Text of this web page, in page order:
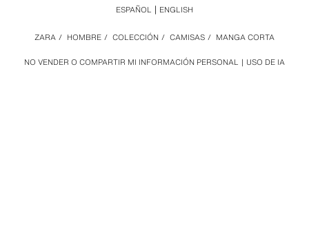
NO VENDER O COMPARTIR MI INFORMACIÓN PERSONAL USO DE IA
ZARA / HOMBRE / COLECCIÓN / CAMISAS / MANGA CORTA
ESPAÑOL ENGLISH